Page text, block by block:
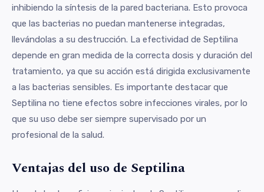
inhibiendo la síntesis de la pared bacteriana. Esto provoca
que las bacterias no puedan mantenerse integradas,
llevándolas a su destrucción. La efectividad de Septilina
depende en gran medida de la correcta dosis y duración del
tratamiento, ya que su acción está dirigida exclusivamente
a las bacterias sensibles. Es importante destacar que
Septilina no tiene efectos sobre infecciones virales, por lo
que su uso debe ser siempre supervisado por un
profesional de la salud.
Ventajas del uso de Septilina